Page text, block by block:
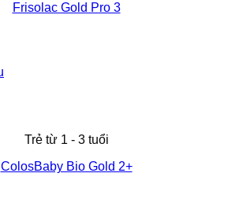
Frisolac Gold Pro 3
Trẻ từ 1 - 3 tuổi
ColosBaby Bio Gold 2+